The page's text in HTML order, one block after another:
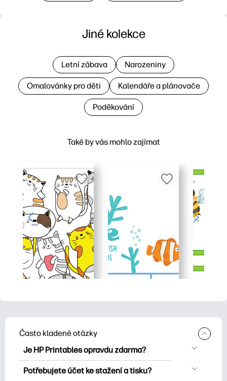
Také by vás mohlo zajímat
Jiné kolekce
Letní zábava Narozeniny
Omalovánky pro děti Kalendáře a plánovače
Poděkování
Často kladené otázky
Je HP Printables opravdu zdarma?
HP Printables nabízí více než 2500
bezplatných tisknutelných položek ke
Potřebujete účet ke stažení a tisku?